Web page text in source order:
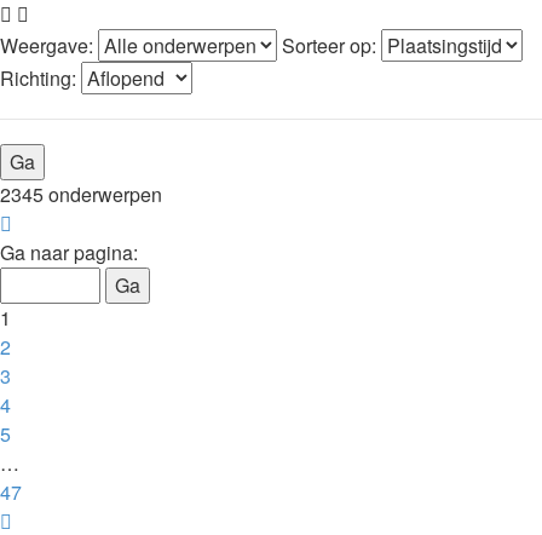
Weergave:
Sorteer op:
Richting:
2345 onderwerpen
1
47
Ga naar pagina:
1
2
3
4
5
…
47